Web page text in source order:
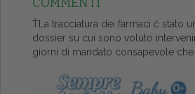
ŤLa tracciatura dei farmaci č stato
dossier su cui sono voluto
giorni di mandato consapevole che